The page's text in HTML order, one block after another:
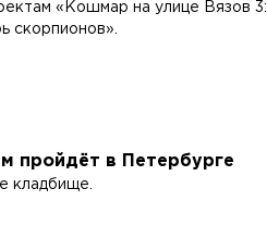
«Кошмар на улице Вязов
скорпионов».
пройдёт в Петербурге
кладбище.